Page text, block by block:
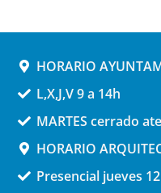
HORARIO
L,X,J,V 9 a 14h
MARTES cerrado
HORARIO
Presencial jueves